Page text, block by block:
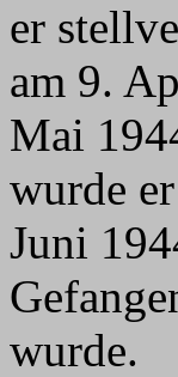
er
am 9.
Mai
wurde
Juni
wurde.